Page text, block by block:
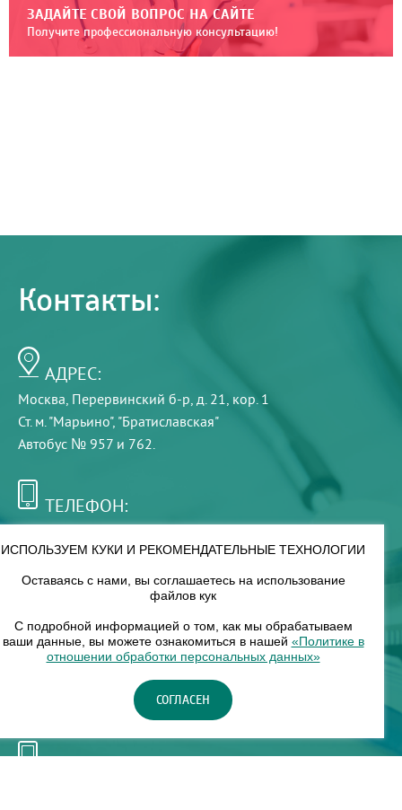
ЗАДАЙТЕ СВОЙ ВОПРОС НА САЙТЕ
Получите профессиональную консультацию!
Контакты:
АДРЕС:
Москва, Перервинский б-р, д. 21, кор. 1
Ст. м. "Марьино", "Братиславская"
Автобус № 957 и 762.
ТЕЛЕФОН:
РЕЖИМ РАБОТЫ:
8 — 18
НАШ ФИЛИАЛ:
Москва, м. Нагорное, Нагорный б-р, д. 19, кор. 1
ИСПОЛЬЗУЕМ КУКИ И РЕКОМЕНДАТЕЛЬНЫЕ ТЕХНОЛОГИИ
Оставаясь с нами, вы соглашаетесь на использование
файлов кук
С подробной информацией о том, как мы обрабатываем
ваши данные, вы можете ознакомиться в нашей «Политике в
отношении обработки персональных данных»
СОГЛАСЕН